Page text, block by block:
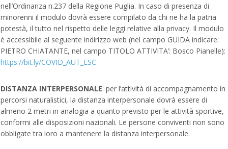
nell’Ordinanza n.237 della Regione Puglia. In caso di presenza di
minorenni il modulo dovrà essere compilato da chi ne ha la patria
potestà, il tutto nel rispetto delle leggi relative alla privacy. Il modulo
è accessibile al seguente indirizzo web (nel campo GUIDA indicare:
PIETRO CHIATANTE, nel campo TITOLO ATTIVITA’: Bosco Pianelle):
https://bit.ly/COVID_AUT_ESC
DISTANZA INTERPERSONALE: per l’attività di accompagnamento in
percorsi naturalistici, la distanza interpersonale dovrà essere di
almeno 2 metri in analogia a quanto previsto per le attività sportive,
conformi alle disposizioni nazionali. Le persone conviventi non sono
obbligate tra loro a mantenere la distanza interpersonale.